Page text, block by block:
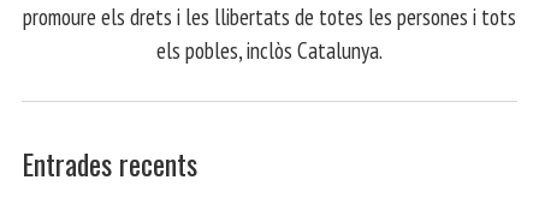
promoure els drets i les llibertats de totes les persones i tots
els pobles, inclòs Catalunya.
Entrades recents